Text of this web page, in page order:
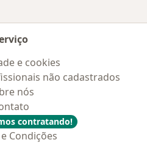
e cookies
não cadastrados
nós
contratando!
Condições